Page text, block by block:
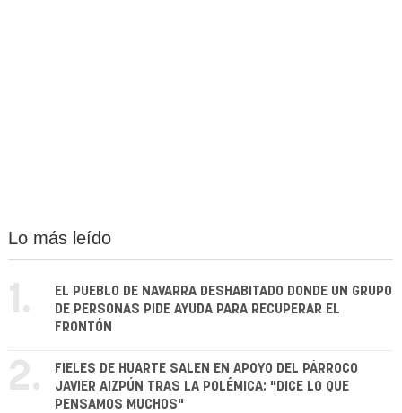
Lo más leído
1.
EL PUEBLO DE NAVARRA DESHABITADO DONDE UN GRUPO
DE PERSONAS PIDE AYUDA PARA RECUPERAR EL
FRONTÓN
2.
FIELES DE HUARTE SALEN EN APOYO DEL PÁRROCO
JAVIER AIZPÚN TRAS LA POLÉMICA: "DICE LO QUE
PENSAMOS MUCHOS"